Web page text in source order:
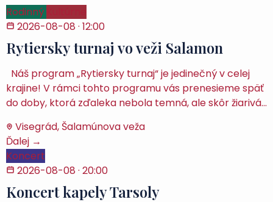
Rodinný
2026-08-08 · 12:00
Rytiersky turnaj vo veži Salamon
Náš program „Rytiersky turnaj“ je jedinečný v celej
krajine! V rámci tohto programu vás prenesieme späť
do doby, ktorá zďaleka nebola temná, ale skôr žiarivá…
Visegrád, Šalamúnova veža
Ďalej →
Koncert
2026-08-08 · 20:00
Koncert kapely Tarsoly